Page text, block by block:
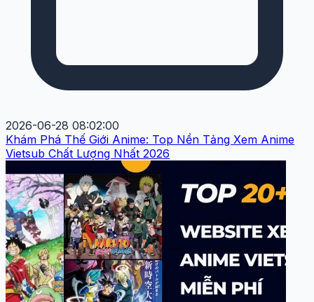
2026-06-28 08:02:00
Khám Phá Thế Giới Anime: Top Nền Tảng Xem Anime
Vietsub Chất Lượng Nhất 2026